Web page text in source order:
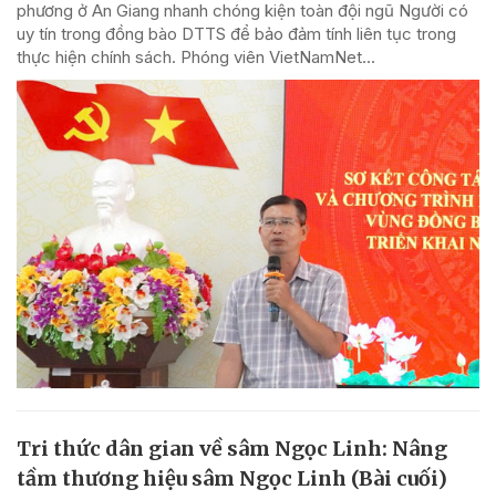
phương ở An Giang nhanh chóng kiện toàn đội ngũ Người có
uy tín trong đồng bào DTTS để bảo đảm tính liên tục trong
thực hiện chính sách. Phóng viên VietNamNet...
Tri thức dân gian về sâm Ngọc Linh: Nâng
tầm thương hiệu sâm Ngọc Linh (Bài cuối)